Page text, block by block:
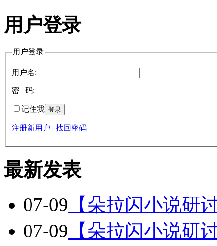
用户登录
用户登录
用户名:
密 码:
记住我
注册新用户 | 找回密码
最新发表
07-09 【朵拉闪小说研
07-09 【朵拉闪小说研